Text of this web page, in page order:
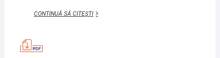
CONTINUĂ SĂ CITEȘTIEXERCIȚIU,